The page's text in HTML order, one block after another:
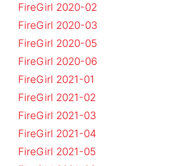
FireGirl 2020-02
FireGirl 2020-03
FireGirl 2020-05
FireGirl 2020-06
FireGirl 2021-01
FireGirl 2021-02
FireGirl 2021-03
FireGirl 2021-04
FireGirl 2021-05